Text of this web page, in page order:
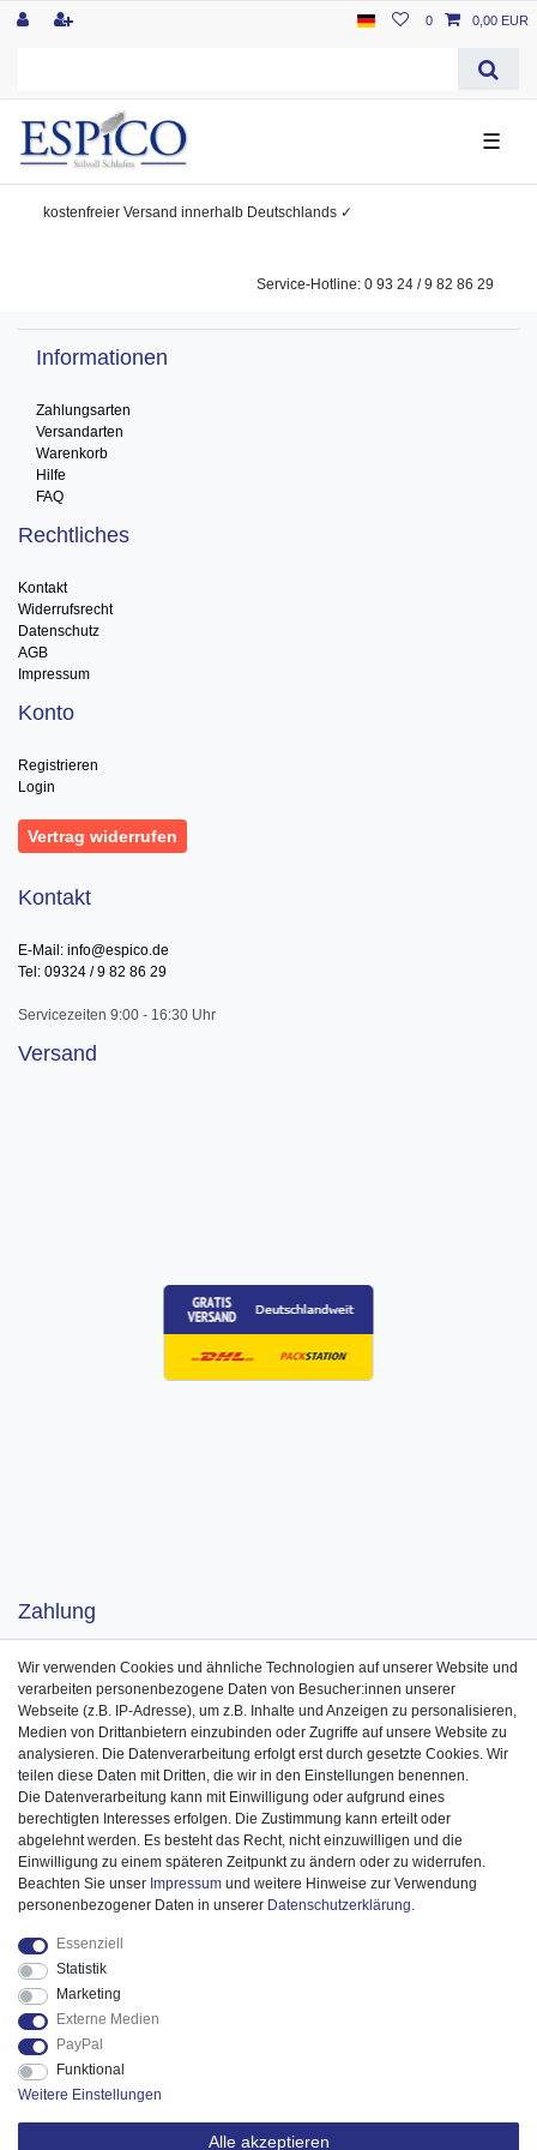
0 0,00 EUR
☰
kostenfreier Versand innerhalb Deutschlands ✓
Service-Hotline: 0 93 24 / 9 82 86 29
Informationen
Zahlungsarten
Versandarten
Warenkorb
Hilfe
FAQ
Rechtliches
Kontakt
Widerrufsrecht
Datenschutz
AGB
Impressum
Konto
Registrieren
Login
Vertrag widerrufen
Kontakt
E-Mail: info@espico.de
Tel: 09324 / 9 82 86 29
Servicezeiten 9:00 - 16:30 Uhr
Versand
Zahlung
Wir verwenden Cookies und ähnliche Technologien auf unserer Website und
verarbeiten personenbezogene Daten von Besucher:innen unserer
Webseite (z.B. IP-Adresse), um z.B. Inhalte und Anzeigen zu personalisieren,
Medien von Drittanbietern einzubinden oder Zugriffe auf unsere Website zu
analysieren. Die Datenverarbeitung erfolgt erst durch gesetzte Cookies. Wir
teilen diese Daten mit Dritten, die wir in den Einstellungen benennen.
Die Datenverarbeitung kann mit Einwilligung oder aufgrund eines
berechtigten Interesses erfolgen. Die Zustimmung kann erteilt oder
abgelehnt werden. Es besteht das Recht, nicht einzuwilligen und die
Einwilligung zu einem späteren Zeitpunkt zu ändern oder zu widerrufen.
Beachten Sie unser Impressum und weitere Hinweise zur Verwendung
personenbezogener Daten in unserer Daten­schutz­erklärung.
Essenziell
Statistik
Marketing
Externe Medien
PayPal
Funktional
Weitere Einstellungen
Alle akzeptieren